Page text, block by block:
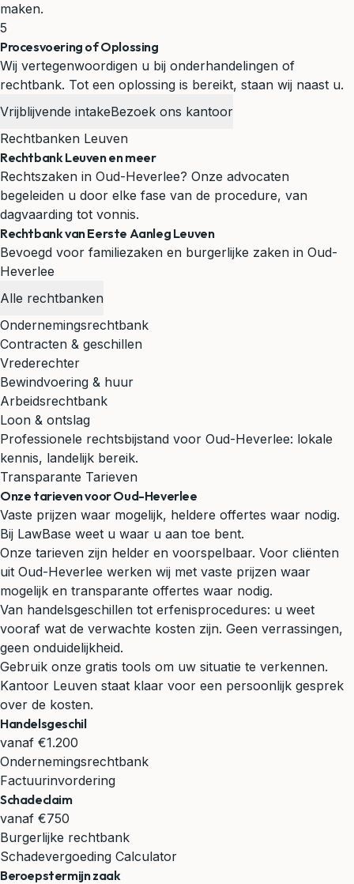
maken.
5
Procesvoering of Oplossing
Wij vertegenwoordigen u bij onderhandelingen of
rechtbank. Tot een oplossing is bereikt, staan wij naast u.
Vrijblijvende intakeBezoek ons kantoor
Rechtbanken Leuven
Rechtbank Leuven en meer
Rechtszaken in Oud-Heverlee? Onze advocaten
begeleiden u door elke fase van de procedure, van
dagvaarding tot vonnis.
Rechtbank van Eerste Aanleg Leuven
Bevoegd voor familiezaken en burgerlijke zaken in Oud-
Heverlee
Alle rechtbanken
Ondernemingsrechtbank
Contracten & geschillen
Vrederechter
Bewindvoering & huur
Arbeidsrechtbank
Loon & ontslag
Professionele rechtsbijstand voor Oud-Heverlee: lokale
kennis, landelijk bereik.
Transparante Tarieven
Onze tarieven voor Oud-Heverlee
Vaste prijzen waar mogelijk, heldere offertes waar nodig.
Bij LawBase weet u waar u aan toe bent.
Onze tarieven zijn helder en voorspelbaar. Voor cliënten
uit Oud-Heverlee werken wij met vaste prijzen waar
mogelijk en transparante offertes waar nodig.
Van handelsgeschillen tot erfenisprocedures: u weet
vooraf wat de verwachte kosten zijn. Geen verrassingen,
geen onduidelijkheid.
Gebruik onze gratis tools om uw situatie te verkennen.
Kantoor Leuven staat klaar voor een persoonlijk gesprek
over de kosten.
Handelsgeschil
vanaf €1.200
Ondernemingsrechtbank
Factuurinvordering
Schadeclaim
vanaf €750
Burgerlijke rechtbank
Schadevergoeding Calculator
Beroepstermijn zaak